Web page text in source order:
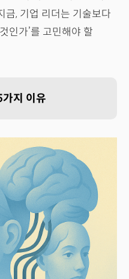
금, 기업 리더는 기술보다
인가’를 고민해야 할
지 이유